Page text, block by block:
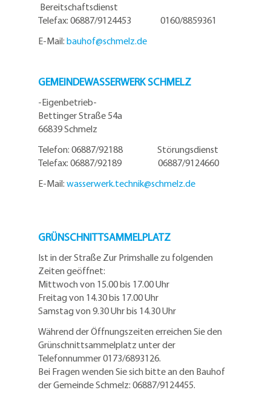
Bereitschaftsdienst
Telefax: 06887/9124453 0160/8859361
E-Mail: bauhof@schmelz.de
GEMEINDEWASSERWERK SCHMELZ
-Eigenbetrieb-
Bettinger Straße 54a
66839 Schmelz
Telefon: 06887/92188 Störungsdienst
Telefax: 06887/92189 06887/9124660
E-Mail: wasserwerk.technik@schmelz.de
GRÜNSCHNITTSAMMELPLATZ
Ist in der Straße Zur Primshalle zu folgenden
Zeiten geöffnet:
Mittwoch von 15.00 bis 17.00 Uhr
Freitag von 14.30 bis 17.00 Uhr
Samstag von 9.30 Uhr bis 14.30 Uhr
Während der Öffnungszeiten erreichen Sie den
Grünschnittsammelplatz unter der
Telefonnummer 0173/6893126.
Bei Fragen wenden Sie sich bitte an den Bauhof
der Gemeinde Schmelz: 06887/9124455.